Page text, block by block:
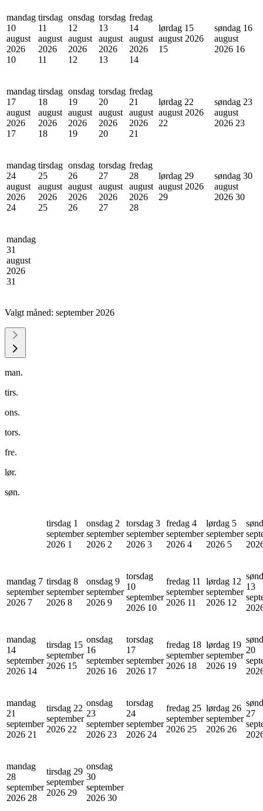
mandag
10
august
2026
10
tirsdag
11
august
2026
11
onsdag
12
august
2026
12
torsdag
13
august
2026
13
fredag
14
august
2026
14
lørdag 15
august 2026
15
søndag 16
august
2026 16
mandag
17
august
2026
17
tirsdag
18
august
2026
18
onsdag
19
august
2026
19
torsdag
20
august
2026
20
fredag
21
august
2026
21
lørdag 22
august 2026
22
søndag 23
august
2026 23
mandag
24
august
2026
24
tirsdag
25
august
2026
25
onsdag
26
august
2026
26
torsdag
27
august
2026
27
fredag
28
august
2026
28
lørdag 29
august 2026
29
søndag 30
august
2026 30
mandag
31
august
2026
31
Valgt måned: september 2026
man.
tirs.
ons.
tors.
fre.
lør.
søn.
tirsdag 1
september
2026 1
onsdag 2
september
2026 2
torsdag 3
september
2026 3
fredag 4
september
2026 4
lørdag 5
september
2026 5
mandag 7
september
2026 7
tirsdag 8
september
2026 8
onsdag 9
september
2026 9
torsdag
10
september
2026 10
fredag 11
september
2026 11
lørdag 12
september
2026 12
13
mandag
14
september
2026 14
tirsdag 15
september
2026 15
onsdag
16
september
2026 16
torsdag
17
september
2026 17
fredag 18
september
2026 18
lørdag 19
september
2026 19
20
mandag
21
september
2026 21
tirsdag 22
september
2026 22
onsdag
23
september
2026 23
torsdag
24
september
2026 24
fredag 25
september
2026 25
lørdag 26
september
2026 26
27
mandag
28
september
2026 28
tirsdag 29
september
2026 29
onsdag
30
september
2026 30